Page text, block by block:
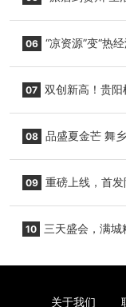
06 “凉资源”变“热
07 双创新高！贵
08 品盛夏金芒 舞
09 重磅上线，首
10 三天盛会，满城
关于我们